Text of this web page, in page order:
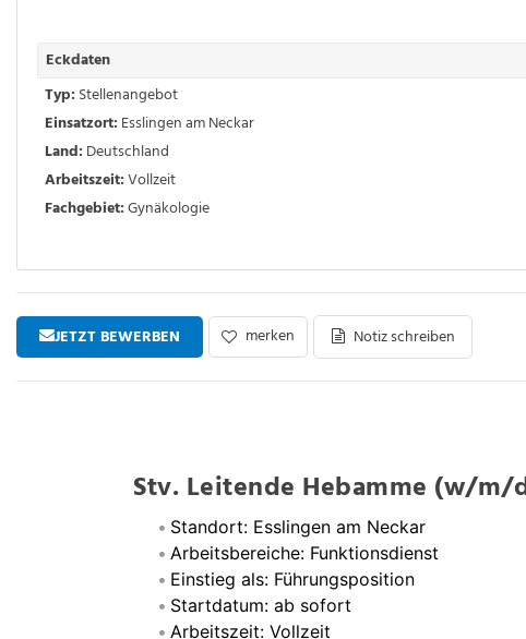
Eckdaten
Typ: Stellenangebot
Einsatzort: Esslingen am Neckar
Land: Deutschland
Arbeitszeit:Vollzeit
Fachgebiet:Gynäkologie
JETZT BEWERBEN merken Notiz schreiben
Stv. Leitende Hebamme (w/
Standort: Esslingen am Neckar
Arbeitsbereiche: Funktionsdienst
Einstieg als: Führungsposition
Startdatum: ab sofort
Arbeitszeit: Vollzeit